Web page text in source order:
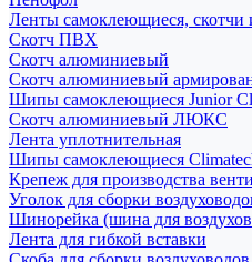
Ленты самоклеющиеся,
Скотч ПВХ
Скотч алюминиевый
Скотч алюминиевый
Шипы самоклеющиеся Junior
Скотч алюминиевый ЛЮКС
Лента уплотнительная
Шипы самоклеющиеся
Крепеж для производства
Уголок для сборки
Шинорейка (шина для
Лента для гибкой вставки